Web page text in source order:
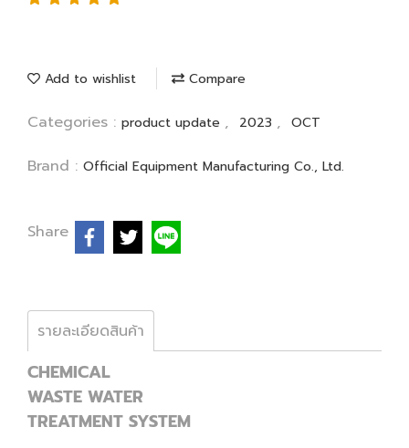
Add to wishlist Compare
Categories : product update , 2023 , OCT
Brand : Official Equipment Manufacturing Co., Ltd.
Share
รายละเอียดสินค้า
CHEMICAL
WASTE WATER
TREATMENT SYSTEM